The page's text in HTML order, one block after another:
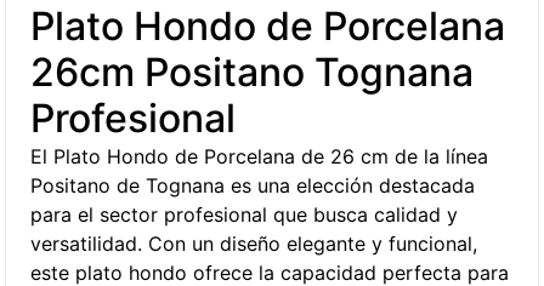
Plato Hondo de Porcelana
26cm Positano Tognana
Profesional
El Plato Hondo de Porcelana de 26 cm de la línea
Positano de Tognana es una elección destacada
para el sector profesional que busca calidad y
versatilidad. Con un diseño elegante y funcional,
este plato hondo ofrece la capacidad perfecta para